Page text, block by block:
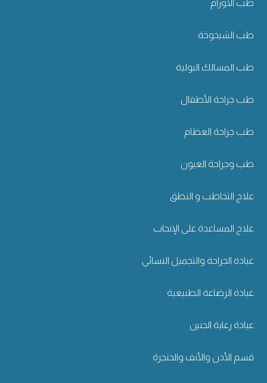
طب الأورام
طب الشيخوخة
طب المسالك البولية
طب جراحة الأطفال
طب جراحة العظام
طب وجراحة العيون
علاج التخاطب و النطق
علاج المساعدة على الإنجاب
عيادة الجراحة والتجميل النسائي
عيادة الرضاعة الطبيعية
عيادة رعاية الجنين
قسم الأذن والأنف والحنجرة